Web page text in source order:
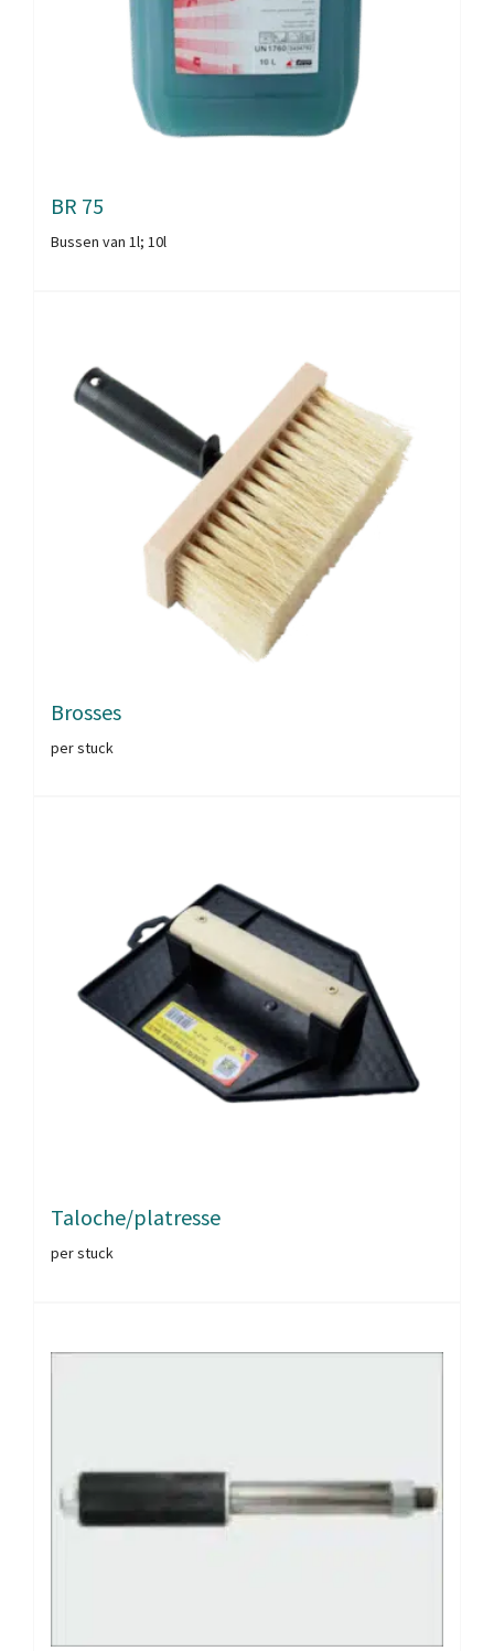
BR 75
Bussen van 1l; 10l
Brosses
per stuck
Taloche/platresse
per stuck